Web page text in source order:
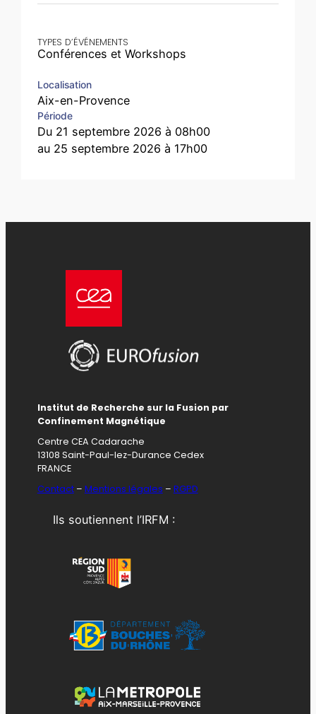
TYPES D’ÉVÉNEMENTS
Conférences et Workshops
Localisation
Aix-en-Provence
Période
Du 21 septembre 2026 à 08h00
au 25 septembre 2026 à 17h00
Institut de Recherche sur la Fusion par
Confinement Magnétique
Centre CEA Cadarache
13108 Saint-Paul-lez-Durance Cedex
FRANCE
Contact– Mentions légales – RGPD
Ils soutiennent l’IRFM :